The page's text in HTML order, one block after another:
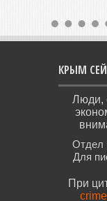
КРЫМ
Люди,
Отдел
Для
При